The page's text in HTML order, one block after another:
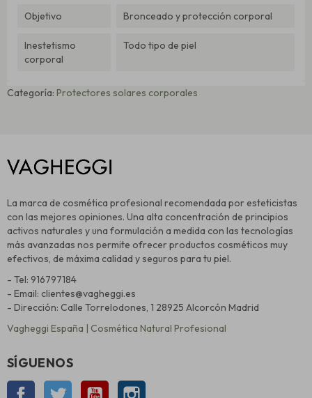
Objetivo Bronceado y protección corporal
Inestetismo
corporal
Todo tipo de piel
Categoría: Protectores solares corporales
La marca de cosmética profesional recomendada por esteticistas
con las mejores opiniones. Una alta concentración de principios
activos naturales y una formulación a medida con las tecnologías
más avanzadas nos permite ofrecer productos cosméticos muy
efectivos, de máxima calidad y seguros para tu piel.
- Tel: 916797184
- Email: clientes@vagheggi.es
- Dirección: Calle Torrelodones, 1 28925 Alcorcón Madrid
Vagheggi España | Cosmética Natural Profesional
SÍGUENOS
Facebook Twitter YouTube